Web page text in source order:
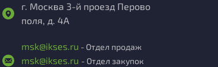
г. Москва 3-й проезд Перово
поля, д. 4А
msk@ikses.ru - Отдел продаж
msk@ikses.ru - Отдел закупок